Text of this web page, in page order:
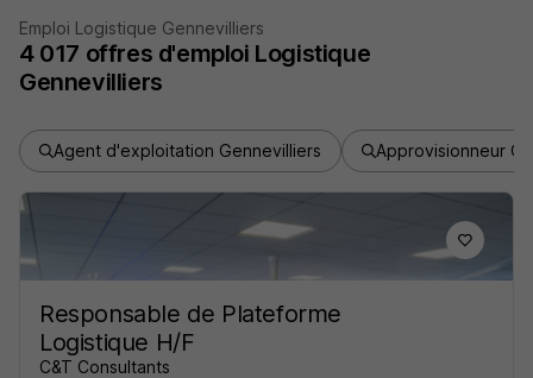
Emploi Logistique Gennevilliers
4 017 offres d'emploi Logistique
Gennevilliers
Agent d'exploitation Gennevilliers Approvisionneur
Responsable de Plateforme
Logistique H/F
C&T Consultants